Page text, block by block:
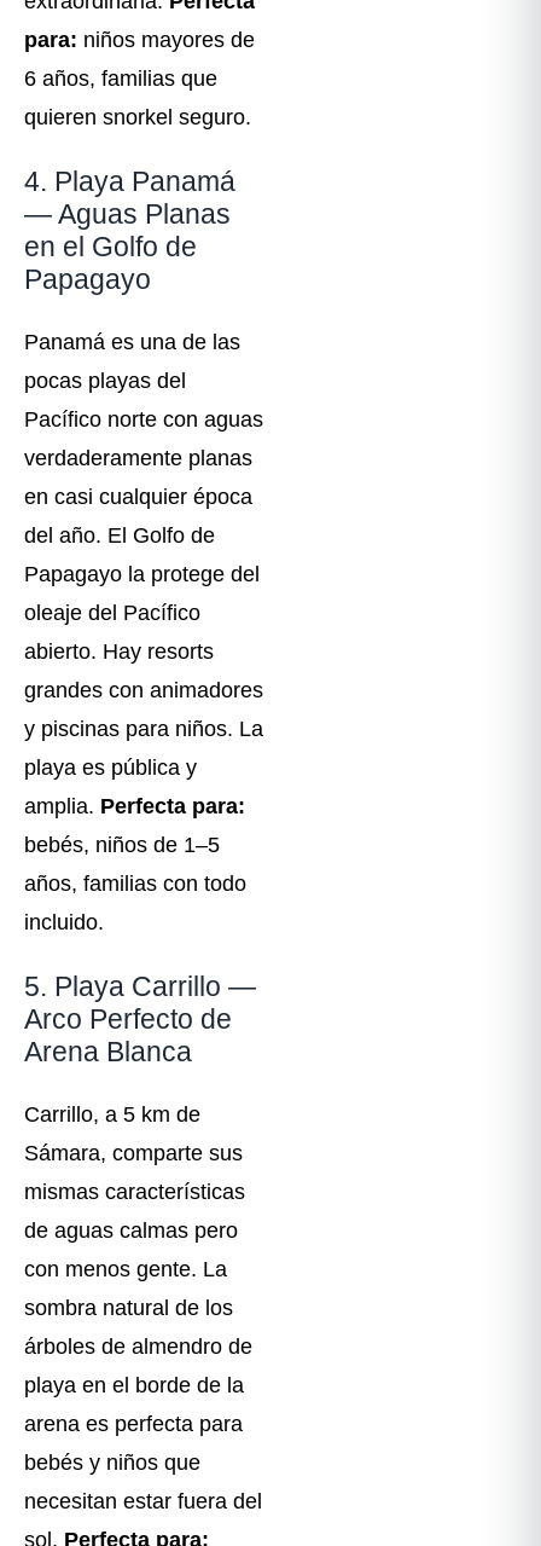
para: niños mayores de
6 años, familias que
quieren snorkel seguro.
4. Playa Panamá
— Aguas Planas
en el Golfo de
Papagayo
Panamá es una de las
pocas playas del
Pacífico norte con aguas
verdaderamente planas
en casi cualquier época
del año. El Golfo de
Papagayo la protege del
oleaje del Pacífico
abierto. Hay resorts
grandes con animadores
y piscinas para niños. La
playa es pública y
amplia. Perfecta para:
bebés, niños de 1–5
años, familias con todo
incluido.
5. Playa Carrillo —
Arco Perfecto de
Arena Blanca
Carrillo, a 5 km de
Sámara, comparte sus
mismas características
de aguas calmas pero
con menos gente. La
sombra natural de los
árboles de almendro de
playa en el borde de la
arena es perfecta para
bebés y niños que
necesitan estar fuera del
sol. Perfecta para: